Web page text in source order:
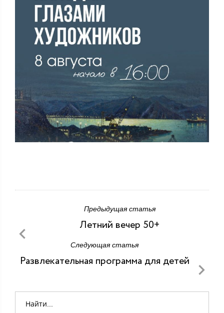
Предыдущая статья
Летний вечер 50+
Следующая статья
Развлекательная программа для детей